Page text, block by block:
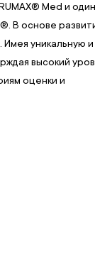
Med и один
В основе
уникальную и
высокий
оценки и